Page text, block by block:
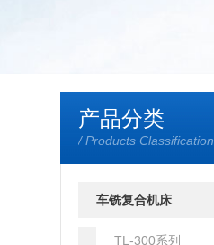
产品分类
/ Products Classification
车铣复合机床
TL-300系列